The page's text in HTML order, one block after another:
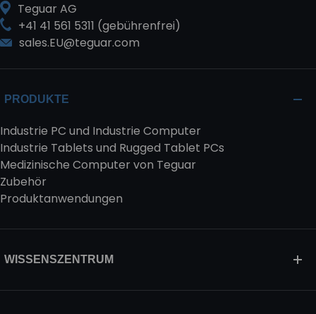
Teguar AG
+41 41 561 5311 (gebührenfrei)
sales.EU@teguar.com
PRODUKTE
Industrie PC und Industrie Computer
Industrie Tablets und Rugged Tablet PCs
Medizinische Computer von Teguar
Zubehör
Produktanwendungen
WISSENSZENTRUM